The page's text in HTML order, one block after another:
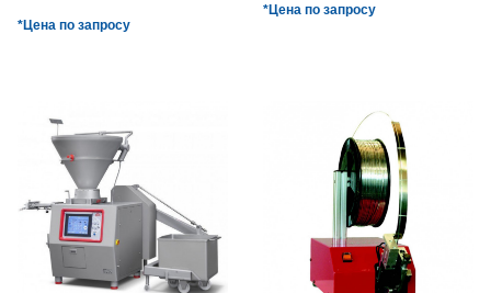
*Цена по запросу
*Цена по запросу